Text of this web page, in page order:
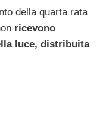
della quarta rata
ricevono
luce, distribuita